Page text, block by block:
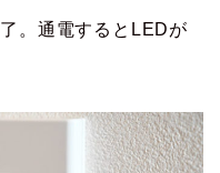
。通電するとLEDが